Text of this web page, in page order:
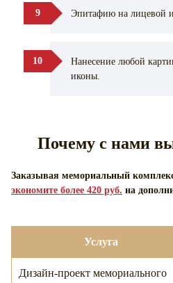
Эпитафию на лицевой
Нанесение любой
иконы.
Почему с нами
Заказывая мемориальный
экономите более 420 руб. на
Услуга
Дизайн-проект мемориального